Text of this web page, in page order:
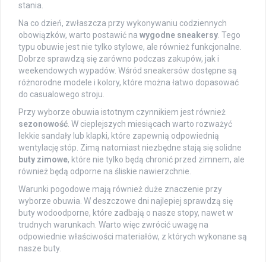
stania.
Na co dzień, zwłaszcza przy wykonywaniu codziennych
obowiązków, warto postawić na wygodne sneakersy. Tego
typu obuwie jest nie tylko stylowe, ale również funkcjonalne.
Dobrze sprawdzą się zarówno podczas zakupów, jak i
weekendowych wypadów. Wśród sneakersów dostępne są
różnorodne modele i kolory, które można łatwo dopasować
do casualowego stroju.
Przy wyborze obuwia istotnym czynnikiem jest również
sezonowość. W cieplejszych miesiącach warto rozważyć
lekkie sandały lub klapki, które zapewnią odpowiednią
wentylację stóp. Zimą natomiast niezbędne stają się solidne
buty zimowe, które nie tylko będą chronić przed zimnem, ale
również będą odporne na śliskie nawierzchnie.
Warunki pogodowe mają również duże znaczenie przy
wyborze obuwia. W deszczowe dni najlepiej sprawdzą się
buty wodoodporne, które zadbają o nasze stopy, nawet w
trudnych warunkach. Warto więc zwrócić uwagę na
odpowiednie właściwości materiałów, z których wykonane są
nasze buty.